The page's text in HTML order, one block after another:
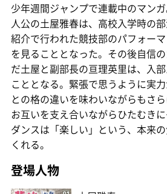
少年週間ジャンプで連載中のマン
人公の土屋雅春は、高校入学時の
紹介で行われた競技部のパフォー
を見ることとなった。その後自信
だ土屋と副部長の亘理英里は、入
こととなる。緊張で思うように実
との格の違いを味わいながらもさ
お互いを支え合いながらひたむきに
ダンスは「楽しい」という、本来
くれる。
登場人物